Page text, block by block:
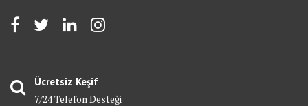
Ücretsiz Keşif
7/24 Telefon Desteği